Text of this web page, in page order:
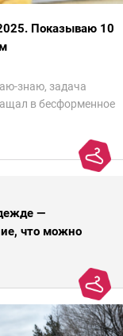
Показываю 10
знаю, задача
в бесформенное
—
что можно